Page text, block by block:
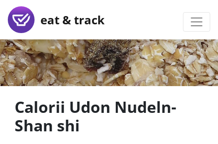
eat & track
Calorii Udon Nudeln-
Shan shi